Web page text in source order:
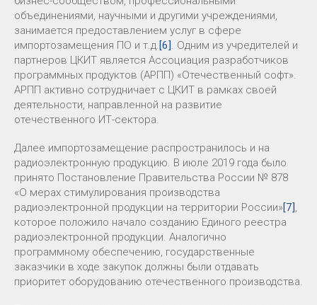
объединениями, научными и другими учреждениями,
занимается предоставлением услуг в сфере
импортозамещения ПО и т.д. [6]
. Одним из учредителей и
партнеров ЦКИТ является Ассоциация разработчиков
программных продуктов (АРПП) «Отечественный софт».
АРПП активно сотрудничает с ЦКИТ в рамках своей
деятельности, направленной на развитие
отечественного ИТ-сектора.
Далее импортозамещение распространилось и на
радиоэлектронную продукцию. В июле 2019 года было
принято Постановление Правительства России № 878
«О мерах стимулирования производства
радиоэлектронной продукции на территории России»[7],
которое положило начало созданию Единого реестра
радиоэлектронной продукции. Аналогично
программному обеспечению, государственные
заказчики в ходе закупок должны были отдавать
приоритет оборудованию отечественного производства.